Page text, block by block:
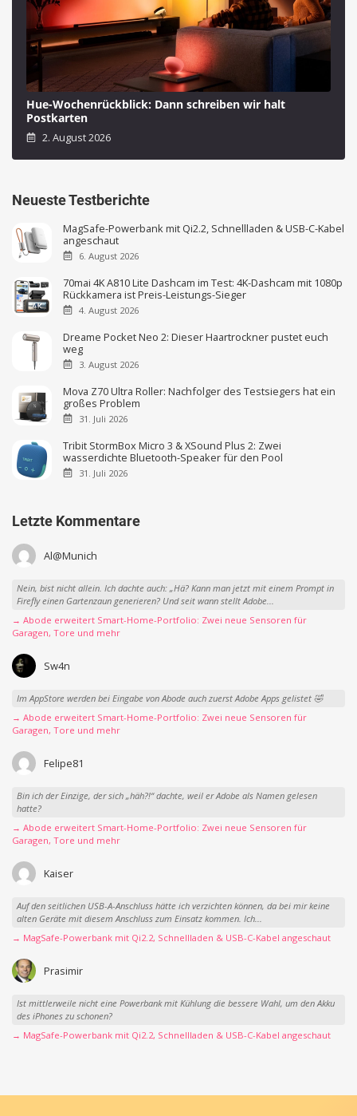
Hue-Wochenrückblick: Dann schreiben wir halt
Postkarten
2. August 2026
Neueste Testberichte
MagSafe-Powerbank mit Qi2.2, Schnellladen & USB-C-Kabel
angeschaut
6. August 2026
70mai 4K A810 Lite Dashcam im Test: 4K-Dashcam mit 1080p
Rückkamera ist Preis-Leistungs-Sieger
4. August 2026
Dreame Pocket Neo 2: Dieser Haartrockner pustet euch
weg
3. August 2026
Mova Z70 Ultra Roller: Nachfolger des Testsiegers hat ein
großes Problem
31. Juli 2026
Tribit StormBox Micro 3 & XSound Plus 2: Zwei
wasserdichte Bluetooth-Speaker für den Pool
31. Juli 2026
Letzte Kommentare
Al@Munich
Nein, bist nicht allein. Ich dachte auch: „Hä? Kann man jetzt mit einem Prompt in
Firefly einen Gartenzaun generieren? Und seit wann stellt Adobe...
→ Abode erweitert Smart-Home-Portfolio: Zwei neue Sensoren für
Garagen, Tore und mehr
Sw4n
Im AppStore werden bei Eingabe von Abode auch zuerst Adobe Apps gelistet 🤣
→ Abode erweitert Smart-Home-Portfolio: Zwei neue Sensoren für
Garagen, Tore und mehr
Felipe81
Bin ich der Einzige, der sich „häh?!“ dachte, weil er Adobe als Namen gelesen
hatte?
→ Abode erweitert Smart-Home-Portfolio: Zwei neue Sensoren für
Garagen, Tore und mehr
Kaiser
Auf den seitlichen USB-A-Anschluss hätte ich verzichten können, da bei mir keine
alten Geräte mit diesem Anschluss zum Einsatz kommen. Ich...
→ MagSafe-Powerbank mit Qi2.2, Schnellladen & USB-C-Kabel angeschaut
Prasimir
Ist mittlerweile nicht eine Powerbank mit Kühlung die bessere Wahl, um den Akku
des iPhones zu schonen?
→ MagSafe-Powerbank mit Qi2.2, Schnellladen & USB-C-Kabel angeschaut